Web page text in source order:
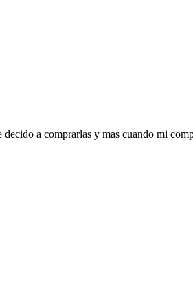
a comprarlas y mas cuando mi